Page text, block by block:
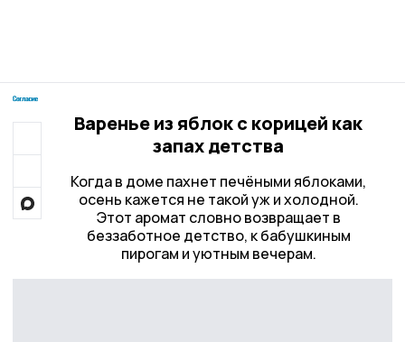
Варенье из яблок с корицей как
запах детства
Когда в доме пахнет печёными яблоками,
осень кажется не такой уж и холодной.
Этот аромат словно возвращает в
беззаботное детство, к бабушкиным
пирогам и уютным вечерам.